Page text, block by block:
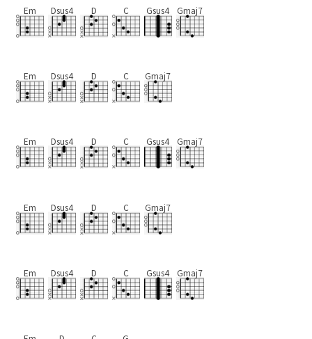
Em Dsus4 D C Gsus4 Gmaj7
Em Dsus4 D C Gmaj7
Em Dsus4 D C Gsus4 Gmaj7
Em Dsus4 D C Gmaj7
Em Dsus4 D C Gsus4 Gmaj7